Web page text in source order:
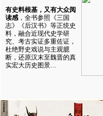
有史料根基，又有大众阅
读感 ，全书参照《三国
志》《后汉书》等正统史
料，融合近现代史学研
究、考古实证多重佐证，
杜绝野史戏说与主观臆
断，还原汉末至魏晋的真
实宏大历史图景...